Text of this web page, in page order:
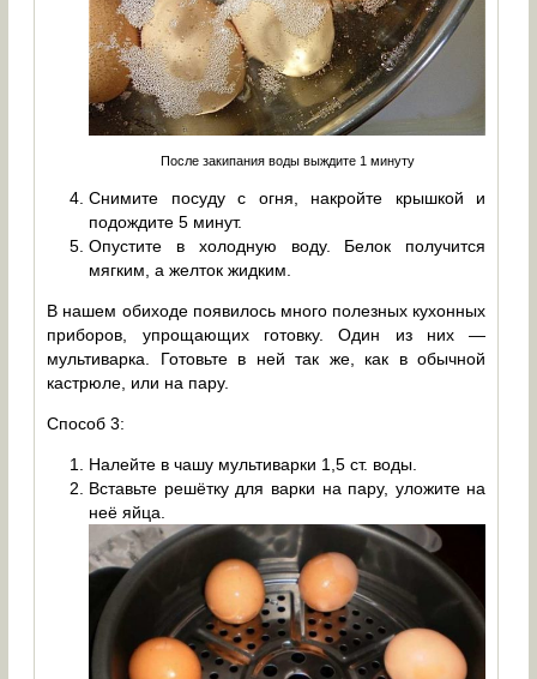
После закипания воды выждите 1 минуту
Снимите посуду с огня, накройте крышкой и
подождите 5 минут.
Опустите в холодную воду. Белок получится
мягким, а желток жидким.
В нашем обиходе появилось много полезных кухонных
приборов, упрощающих готовку. Один из них —
мультиварка. Готовьте в ней так же, как в обычной
кастрюле, или на пару.
Способ 3:
Налейте в чашу мультиварки 1,5 ст. воды.
Вставьте решётку для варки на пару, уложите на
неё яйца.